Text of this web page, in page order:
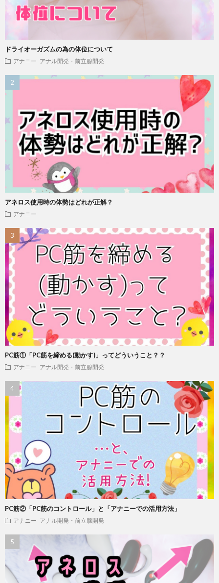
ドライオーガズムの為の体位について
アナニー アナル開発・前立腺開発
アネロス使用時の体勢はどれが正解？
アナニー
PC筋①「PC筋を締める(動かす)」ってどういうこと？？
アナニー アナル開発・前立腺開発
PC筋②「PC筋のコントロール」と「アナニーでの活用方法」
アナニー アナル開発・前立腺開発